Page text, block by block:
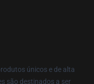
únicos e de alta
são destinados a ser